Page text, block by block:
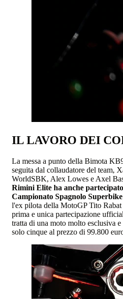
IL LAVORO DEI
La messa a punto della Bimota
seguita dal collaudatore del team,
WorldSBK, Alex Lowes e Axel
Rimini Elite ha anche
Campionato Spagnolo
l'ex pilota della MotoGP Tito Rabat
prima e unica partecipazione
tratta di una moto molto esclusiva
solo cinque al prezzo di 99.800